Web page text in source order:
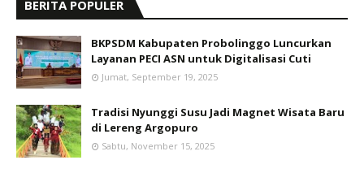
BERITA POPULER
BKPSDM Kabupaten Probolinggo Luncurkan
Layanan PECI ASN untuk Digitalisasi Cuti
Jumat, September 19, 2025
Tradisi Nyunggi Susu Jadi Magnet Wisata Baru
di Lereng Argopuro
Sabtu, November 15, 2025